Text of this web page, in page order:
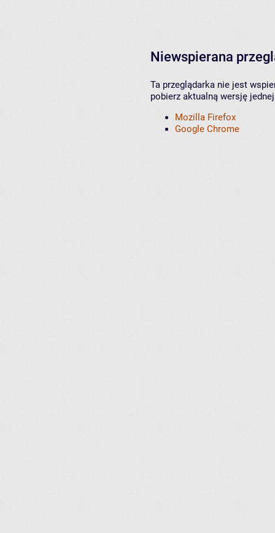
Niewspierana
Ta przeglądarka nie jest
pobierz aktualną wersję
Mozilla Firefox
Google Chrome